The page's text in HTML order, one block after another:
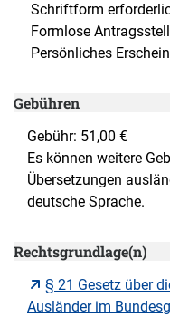
Schriftform
Formlose
Persönliches
Gebühren
Gebühr: 51,00 €
Es können weitere
Übersetzungen
deutsche Sprache.
Rechtsgrundlage(n)
§ 21 Gesetz über
Ausländer im